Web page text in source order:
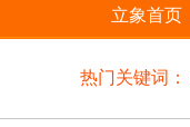
立象首页
热门关键词：